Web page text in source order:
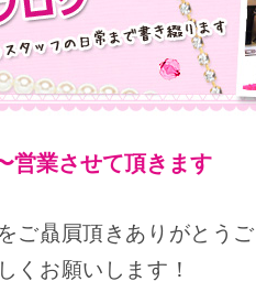
営業させて頂きます
ご贔屓頂きありがとう
くお願いします！